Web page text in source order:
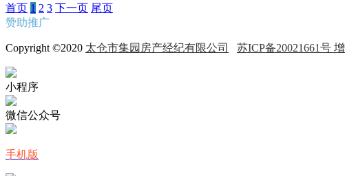
首页 1 2 3 下一页 尾页
赞助推广
Copyright ©2020 太仓市集园房产经纪有限公司 苏ICP备20021661号
小程序
微信公众号
手机版